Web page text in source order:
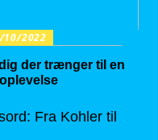
10/2022
der trænger til en
Fra Kohler til